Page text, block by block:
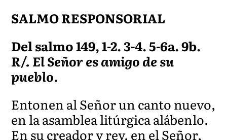
SALMO RESPONSORIAL
Del salmo 149, 1-2. 3-4. 5-6a. 9b.
R/. El Señor es amigo de su
pueblo.
Entonen al Señor un canto nuevo,
en la asamblea litúrgica alábenlo.
En su creador y rey, en el Señor,